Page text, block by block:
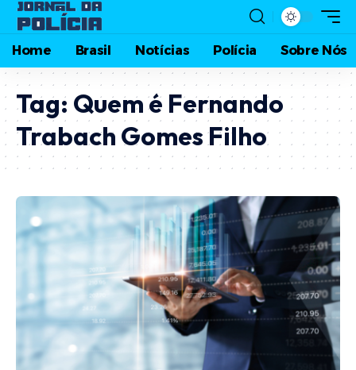
Home Brasil Notícias Polícia Sobre Nós
Tag: Quem é Fernando
Trabach Gomes Filho